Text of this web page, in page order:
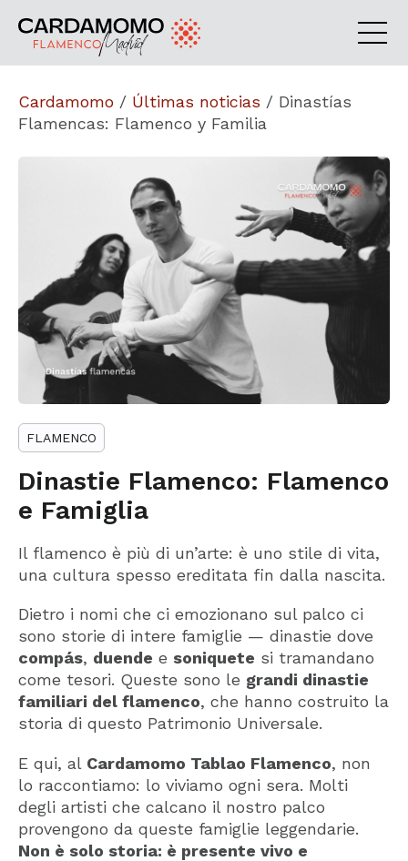
Cardamomo / Últimas noticias / Dinastías
Flamencas: Flamenco y Familia
FLAMENCO
Dinastie Flamenco: Flamenco
e Famiglia
Il flamenco è più di un’arte: è uno stile di vita,
una cultura spesso ereditata fin dalla nascita.
Dietro i nomi che ci emozionano sul palco ci
sono storie di intere famiglie — dinastie dove
compás, duende e soniquete si tramandano
come tesori. Queste sono le grandi dinastie
familiari del flamenco, che hanno costruito la
storia di questo Patrimonio Universale.
E qui, al Cardamomo Tablao Flamenco, non
lo raccontiamo: lo viviamo ogni sera. Molti
degli artisti che calcano il nostro palco
provengono da queste famiglie leggendarie.
Non è solo storia: è presente vivo e